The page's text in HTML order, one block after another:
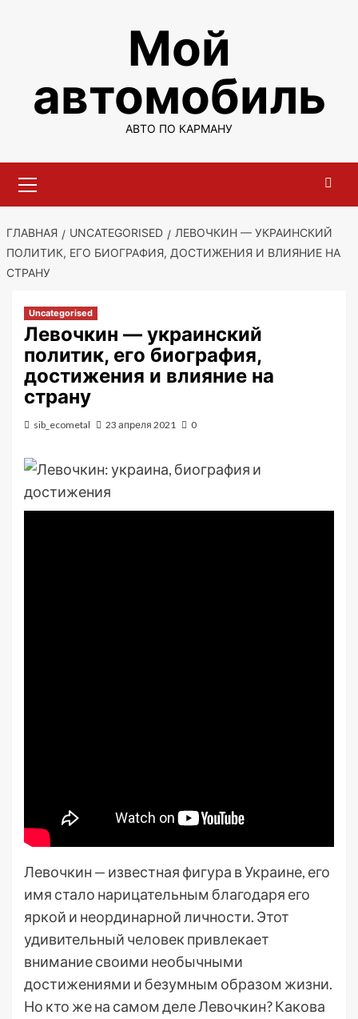
Мой
автомобиль
АВТО ПО КАРМАНУ
меню
ГЛАВНАЯ UNCATEGORISED
ЛЕВОЧКИН — УКРАИНСКИЙ
ПОЛИТИК, ЕГО БИОГРАФИЯ, ДОСТИЖЕНИЯ И ВЛИЯНИЕ НА
СТРАНУ
Uncategorised
Левочкин — украинский
политик, его биография,
достижения и влияние на
страну
sib_ecometal 23 апреля 2021 0
Левочкин — известная фигура в Украине, его
имя стало нарицательным благодаря его
яркой и неординарной личности. Этот
удивительный человек привлекает
внимание своими необычными
достижениями и безумным образом жизни.
Но кто же на самом деле Левочкин? Какова